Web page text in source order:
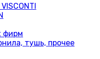
фирм
тушь, прочее